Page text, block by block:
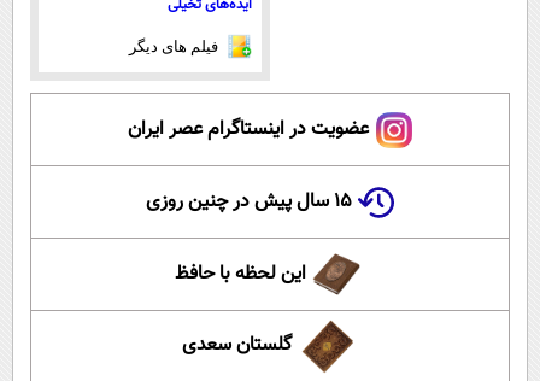
ایده‌های تخیلی
فیلم های دیگر
عضویت در اینستاگرام عصر ایران
۱۵ سال پیش در چنین روزی
این لحظه با حافظ
گلستان سعدی